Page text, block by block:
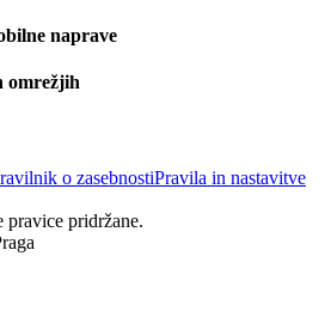
naprave
omrežjih
o zasebnostiPravila in nastavitve
pridržane.